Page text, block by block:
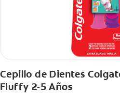
Cepillo de Dientes
Fluffy 2-5 Años